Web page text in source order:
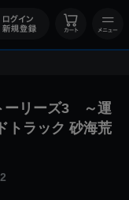
ーリーズ3 ～運
トラック 砂海荒